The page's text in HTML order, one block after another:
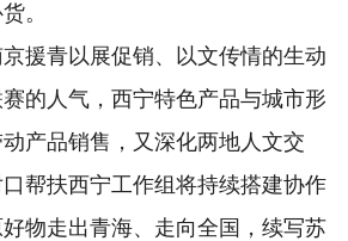
。
青以展促销、以文传情的生动
的人气，西宁特色产品与城市形
产品销售，又深化两地人文交
帮扶西宁工作组将持续搭建协作
物走出青海、走向全国，续写苏